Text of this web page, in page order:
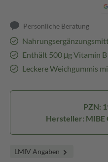
Persönliche Beratung
Enthält 500 μg Vitamin
Leckere Weichgummis
PZN:
Hersteller: MIBE
LMIV Angaben